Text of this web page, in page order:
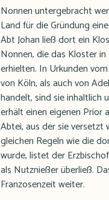
Nonnen untergebracht
Land für die Gründung
Abt Johan ließ dort ein
Nonnen, die das Kloster
erhielten. In Urkunden
von Köln, als auch von
handelt, sind sie inhaltlich
erhält einen eigenen Prior
Abtei, aus der sie versetzt
gleichen Regeln wie die
wurde, listet der
als Nutznießer überließ.
Franzosenzeit weiter.